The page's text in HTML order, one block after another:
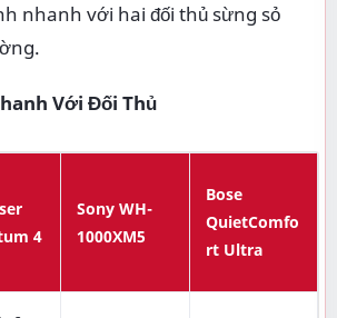
nhanh với hai đối thủ sừng sỏ
Với Đối Thủ
4
Sony WH-
1000XM5
Bose
QuietComfo
rt Ultra